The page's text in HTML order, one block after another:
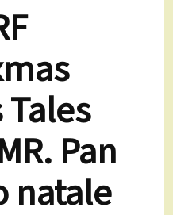
Pan
natale